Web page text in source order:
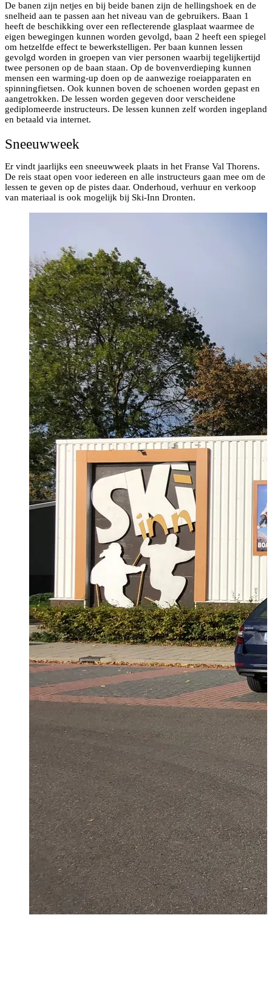
De banen zijn netjes en bij beide banen zijn de hellingshoek en de
snelheid aan te passen aan het niveau van de gebruikers. Baan 1
heeft de beschikking over een reflecterende glasplaat waarmee de
eigen bewegingen kunnen worden gevolgd, baan 2 heeft een spiegel
om hetzelfde effect te bewerkstelligen. Per baan kunnen lessen
gevolgd worden in groepen van vier personen waarbij tegelijkertijd
twee personen op de baan staan. Op de bovenverdieping kunnen
mensen een warming-up doen op de aanwezige roeiapparaten en
spinningfietsen. Ook kunnen boven de schoenen worden gepast en
aangetrokken. De lessen worden gegeven door verscheidene
gediplomeerde instructeurs. De lessen kunnen zelf worden ingepland
en betaald via internet.
Sneeuwweek
Er vindt jaarlijks een sneeuwweek plaats in het Franse Val Thorens.
De reis staat open voor iedereen en alle instructeurs gaan mee om de
lessen te geven op de pistes daar. Onderhoud, verhuur en verkoop
van materiaal is ook mogelijk bij Ski-Inn Dronten.